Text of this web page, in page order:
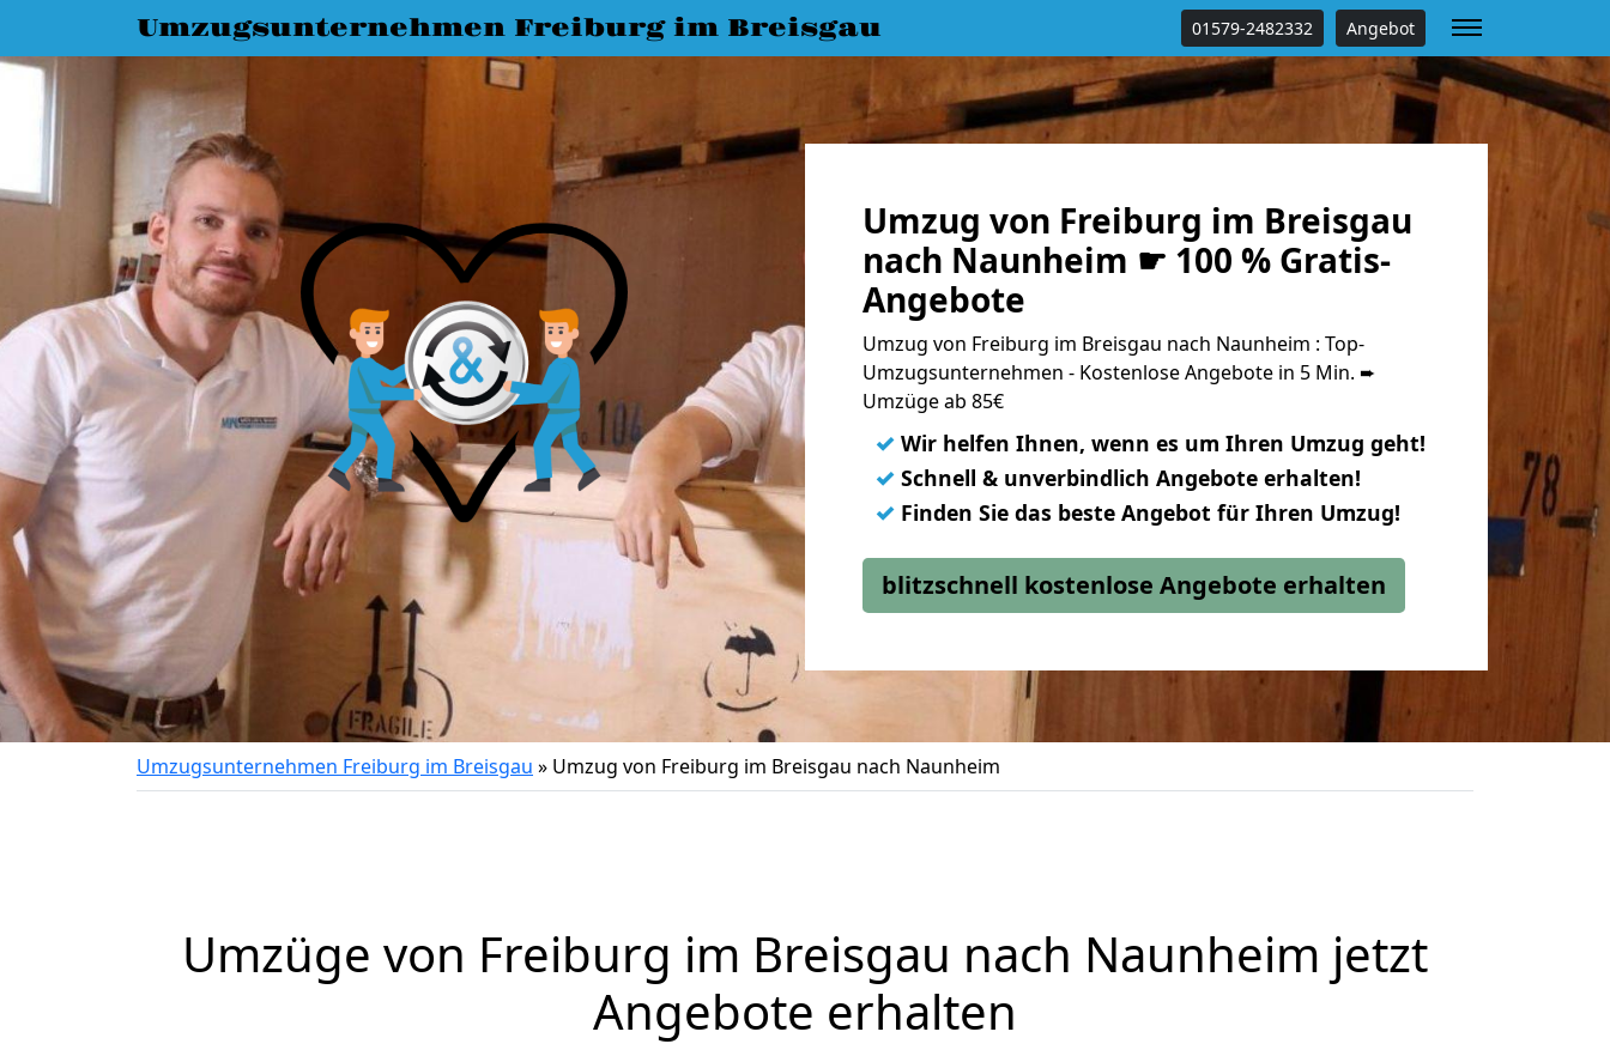
Umzugsunternehmen Freiburg im Breisgau 01579-2482332 Angebot
Umzug von Freiburg im Breisgau
nach Naunheim ☛ 100 % Gratis-
Angebote
Umzug von Freiburg im Breisgau nach Naunheim : Top-
Umzugsunternehmen - Kostenlose Angebote in 5 Min. ➨
Umzüge ab 85€
✓ Wir helfen Ihnen, wenn es um Ihren Umzug geht!
✓ Schnell & unverbindlich Angebote erhalten!
✓ Finden Sie das beste Angebot für Ihren Umzug!
blitzschnell kostenlose Angebote erhalten
Umzugsunternehmen Freiburg im Breisgau » Umzug von Freiburg im Breisgau nach Naunheim
Umzüge von Freiburg im Breisgau nach Naunheim jetzt
Angebote erhalten